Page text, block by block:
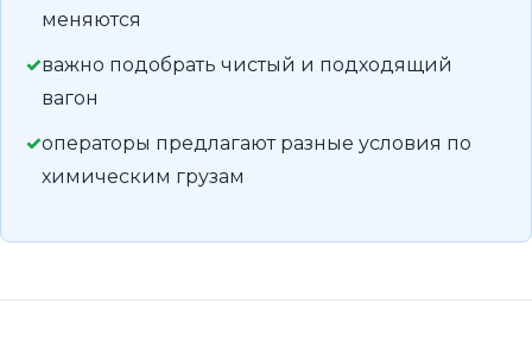
меняются
важно подобрать чистый и подходящий
вагон
операторы предлагают разные условия по
химическим грузам